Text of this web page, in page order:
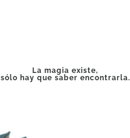
La magia existe,
sólo hay que saber encontrarla.